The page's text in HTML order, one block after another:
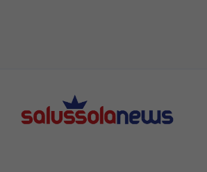
contenuto